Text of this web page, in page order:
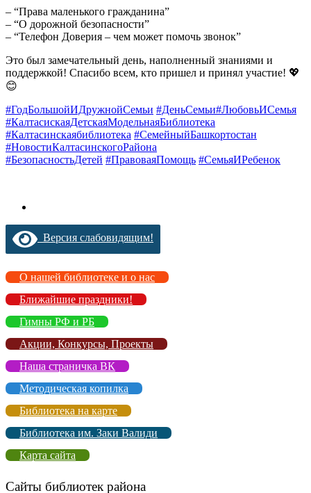
– “Права маленького гражданина”
– “О дорожной безопасности”
– “Телефон Доверия – чем может помочь звонок”
Это был замечательный день, наполненный знаниями и
поддержкой! Спасибо всем, кто пришел и принял участие! 💖
😊
#ГодБольшойИДружнойСемьи #ДеньСемьи#ЛюбовьИСемья
#КалтасискаяДетскаяМодельнаяБиблиотека
#Калтасинскаябиблиотека #СемейныйБашкортостан
#НовостиКалтасинскогоРайона
#БезопасностьДетей #ПравоваяПомощь #СемьяИРебенок
Версия слабовидящим!
О нашей библиотеке и о нас
Ближайшие праздники!
Гимны РФ и РБ
Акции, Конкурсы, Проекты
Наша страничка ВК
Методическая копилка
Библиотека на карте
Библиотека им. Заки Валиди
Карта сайта
Сайты библиотек района